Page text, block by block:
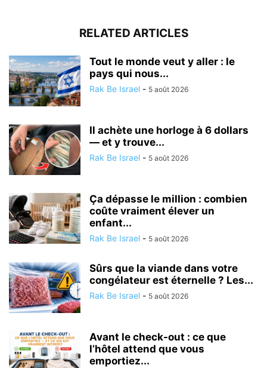
RELATED ARTICLES
Tout le monde veut y aller : le
pays qui nous...
Rak Be Israel - 5 août 2026
Il achète une horloge à 6 dollars
— et y trouve...
Rak Be Israel - 5 août 2026
Ça dépasse le million : combien
coûte vraiment élever un
enfant...
Rak Be Israel - 5 août 2026
Sûrs que la viande dans votre
congélateur est éternelle ? Les...
Rak Be Israel - 5 août 2026
Avant le check-out : ce que
l’hôtel attend que vous
emportiez...